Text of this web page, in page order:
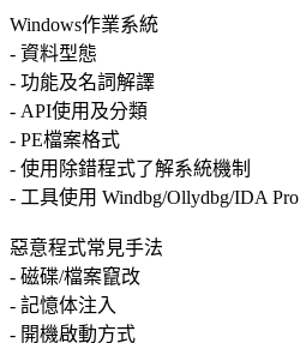
Windows作業系統
- 資料型態
- 功能及名詞解譯
- API使用及分類
- PE檔案格式
- 使用除錯程式了解系統機制
- 工具使用 Windbg/Ollydbg/IDA Pro
惡意程式常見手法
- 磁碟/檔案竄改
- 記憶体注入
- 開機啟動方式